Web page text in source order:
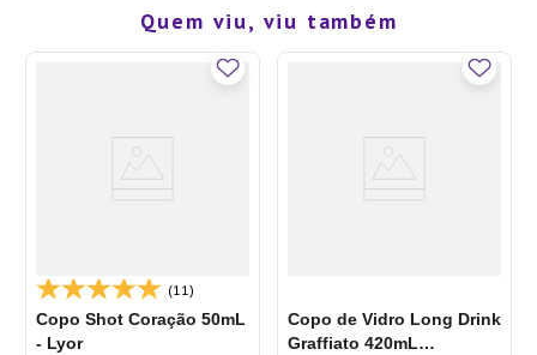
Quem viu, viu também
(11)
Copo Shot Coração 50mL
- Lyor
Copo de Vidro Long Drink
Graffiato 420mL